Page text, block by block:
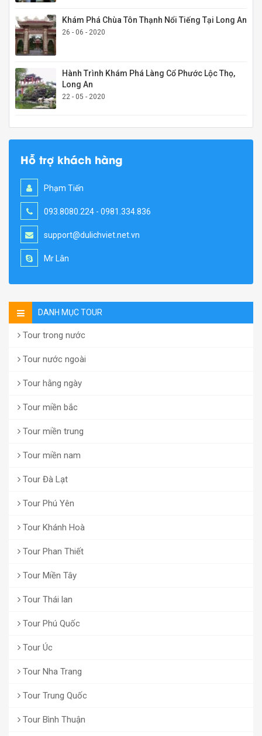
Khám Phá Chùa Tôn Thạnh Nổi Tiếng Tại Long An
26 - 06 - 2020
Hành Trình Khám Phá Làng Cổ Phước Lộc Thọ,
Long An
22 - 05 - 2020
Hỗ trợ khách hàng
Phạm Tiến
093.8080.224 - 0981.334.836
support@dulichviet.net.vn
Mr Lân
DANH MỤC TOUR
Tour trong nước
Tour nước ngoài
Tour hằng ngày
Tour miền bắc
Tour miền trung
Tour miền nam
Tour Đà Lạt
Tour Phú Yên
Tour Khánh Hoà
Tour Phan Thiết
Tour Miền Tây
Tour Thái lan
Tour Phú Quốc
Tour Úc
Tour Nha Trang
Tour Trung Quốc
Tour Bình Thuận